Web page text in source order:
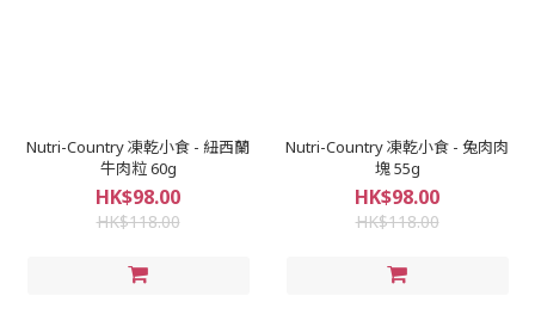
Nutri-Country 凍乾小食 - 紐西蘭
牛肉粒 60g
HK$98.00
HK$118.00
Nutri-Country 凍乾小食 - 兔肉肉
塊 55g
HK$98.00
HK$118.00